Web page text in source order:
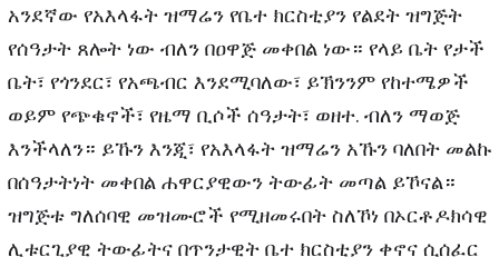
አንደኛው የአእላፋት ዝማሬን የቤተ ክርስቲያን የልደት ዝግጅት
የሰዓታት ጸሎት ነው ብለን በዐዋጅ መቀበል ነው። የላይ ቤት የታች
ቤት፣ የጎንደር፣ የአጫብር እንደሚባለው፣ ይኽንንም የከተሜዎች
ወይም የጭቁኖች፣ የዜማ ቢሶች ሰዓታት፣ ወዘተ. ብለን ማወጅ
እንችላለን። ይኹን እንጂ፣ የአእላፋት ዝማሬን አኹን ባለበት መልኩ
በሰዓታትነት መቀበል ሐዋርያዊውን ትውፊት መጣል ይኾናል።
ዝግጅቱ ግለሰባዊ መዝሙሮች የሚዘመሩበት ስለኾነ በኦርቶዶክሳዊ
ሊቱርጊያዊ ትውፊትና በጥንታዊት ቤተ ክርስቲያን ቀኖና ሲሰፈር